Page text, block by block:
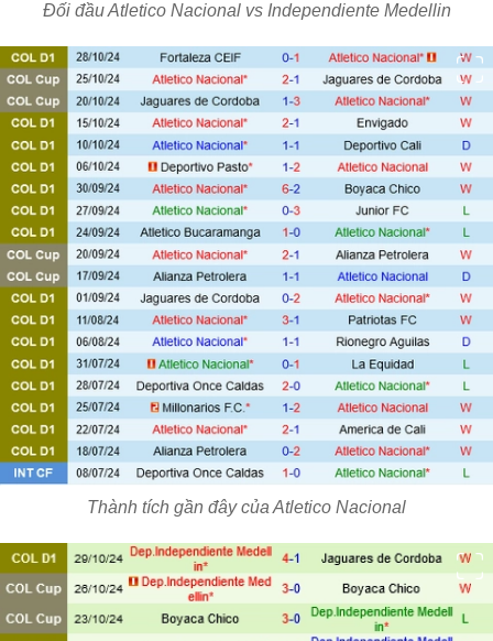
Đối đầu Atletico Nacional vs Independiente Medellin
Thành tích gần đây của Atletico Nacional